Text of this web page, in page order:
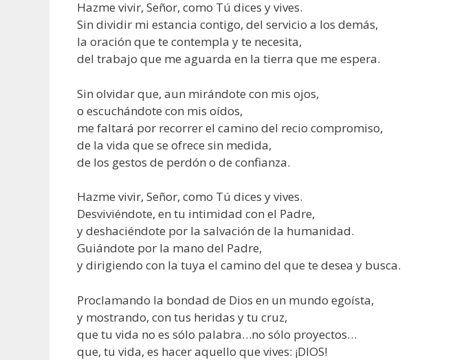
Hazme vivir, Señor, como Tú dices y vives.
Sin dividir mi estancia contigo, del servicio a los demás,
la oración que te contempla y te necesita,
del trabajo que me aguarda en la tierra que me espera.
Sin olvidar que, aun mirándote con mis ojos,
o escuchándote con mis oídos,
me faltará por recorrer el camino del recio compromiso,
de la vida que se ofrece sin medida,
de los gestos de perdón o de confianza.
Hazme vivir, Señor, como Tú dices y vives.
Desviviéndote, en tu intimidad con el Padre,
y deshaciéndote por la salvación de la humanidad.
Guiándote por la mano del Padre,
y dirigiendo con la tuya el camino del que te desea y busca.
Proclamando la bondad de Dios en un mundo egoísta,
y mostrando, con tus heridas y tu cruz,
que tu vida no es sólo palabra…no sólo proyectos…
que, tu vida, es hacer aquello que vives: ¡DIOS!